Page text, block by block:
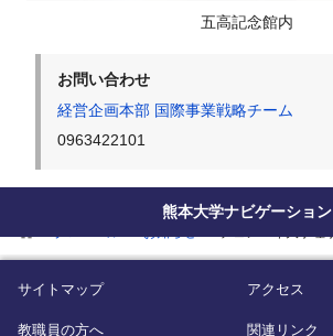
home
五高記念館内
お問い合わせ
経営企画本部 国際事業戦略チーム
0963422101
熊本大学ナビゲーション
サイトマップ アクセス
教職員の方へ 関連リンク